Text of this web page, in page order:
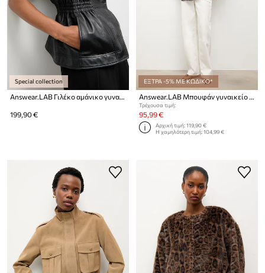
Special collection
Answear.LAB Γιλέκο αμάνικο γυναικείο δερμάτινο
199,90 €
ΕΞΤΡΑ -5% ΜΕ ΚΩΔΙΚΟ*
Answear.LAB Μπουφάν γυναικείο ντένιμ από την Unscripted collection
Τρέχουσα τιμή:
95,99 €
Αρχική τιμή:119,90 €
Η χαμηλότερη τιμή:104,99 €